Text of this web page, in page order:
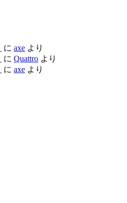
に axe より
に Quattro より
に axe より